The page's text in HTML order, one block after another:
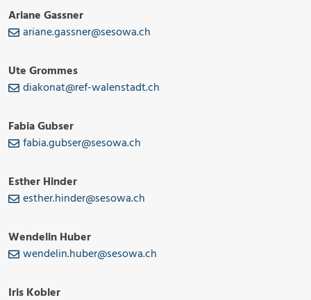
Ariane Gassner
ariane.gassner@sesowa.ch
Ute Grommes
diakonat@ref-walenstadt.ch
Fabia Gubser
fabia.gubser@sesowa.ch
Esther Hinder
esther.hinder@sesowa.ch
Wendelin Huber
wendelin.huber@sesowa.ch
Iris Kobler